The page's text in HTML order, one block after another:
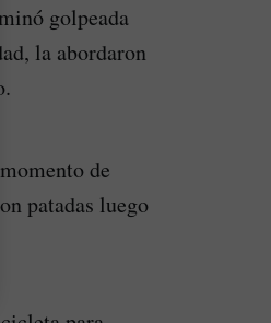
golpeada
la abordaron
de
patadas luego